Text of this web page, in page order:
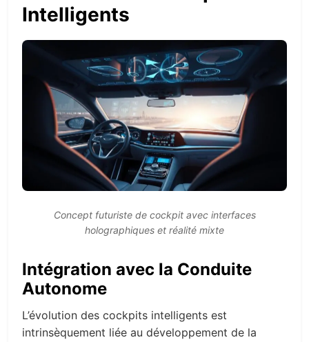
Intelligents
Concept futuriste de cockpit avec interfaces
holographiques et réalité mixte
Intégration avec la Conduite
Autonome
L’évolution des cockpits intelligents est
intrinsèquement liée au développement de la